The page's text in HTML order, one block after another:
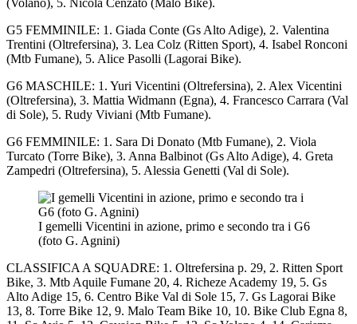
(Volano), 5. Nicola Cenzato (Malo Bike).
G5 FEMMINILE: 1. Giada Conte (Gs Alto Adige), 2. Valentina
Trentini (Oltrefersina), 3. Lea Colz (Ritten Sport), 4. Isabel Ronconi
(Mtb Fumane), 5. Alice Pasolli (Lagorai Bike).
G6 MASCHILE: 1. Yuri Vicentini (Oltrefersina), 2. Alex Vicentini
(Oltrefersina), 3. Mattia Widmann (Egna), 4. Francesco Carrara (Val
di Sole), 5. Rudy Viviani (Mtb Fumane).
G6 FEMMINILE: 1. Sara Di Donato (Mtb Fumane), 2. Viola
Turcato (Torre Bike), 3. Anna Balbinot (Gs Alto Adige), 4. Greta
Zampedri (Oltrefersina), 5. Alessia Genetti (Val di Sole).
I gemelli Vicentini in azione, primo e secondo tra i G6
(foto G. Agnini)
CLASSIFICA A SQUADRE: 1. Oltrefersina p. 29, 2. Ritten Sport
Bike, 3. Mtb Aquile Fumane 20, 4. Richeze Academy 19, 5. Gs
Alto Adige 15, 6. Centro Bike Val di Sole 15, 7. Gs Lagorai Bike
13, 8. Torre Bike 12, 9. Malo Team Bike 10, 10. Bike Club Egna 8,